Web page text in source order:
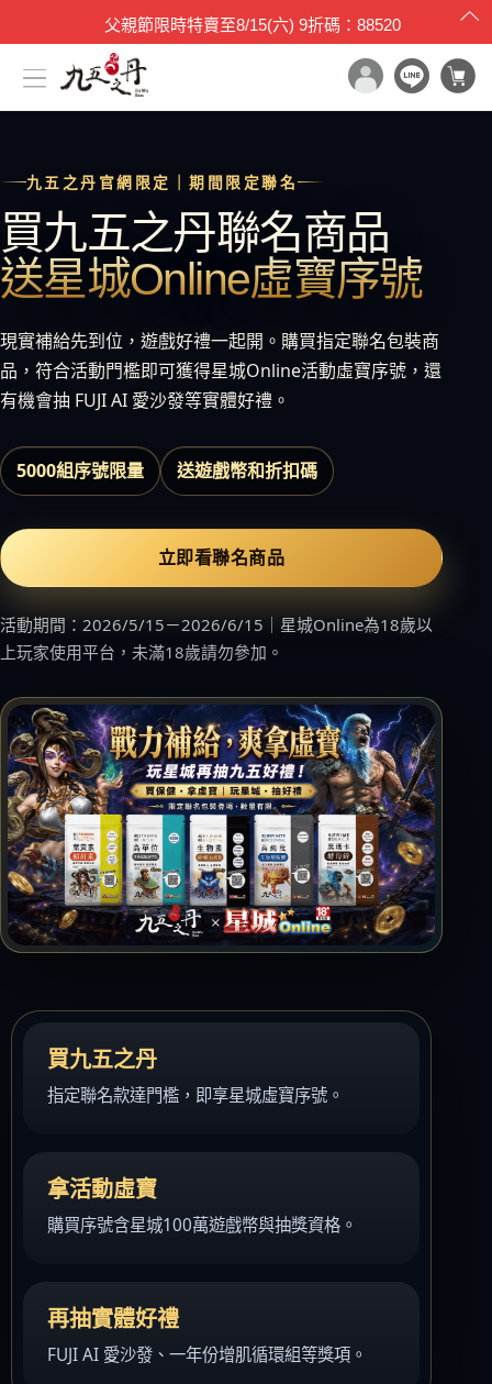
父親節限時特賣至8/15(六) 9折碼：88520
首頁
所有產品
世界品質評鑑
產品檢驗
最新消息
媒體報導
企業大宗採購/批發
至尊・黑瑪卡+酵母鋅 (熱銷NO1.)
飛龍．高純度左旋精胺酸 (熱銷第NO2.)
英雄．20倍南瓜籽+茄紅素 (熱銷第NO3.)
蛟龍．南非醉茄+葫蘆巴
戰神．超級薑黃素+頂級紅蔘
猛虎．酵母B群+酵母鋅
🏅 世界品質評鑑-特金獎
赤兔．海藻鈣鎂D3K2
猛虎．酵母B群+酵母鋅
傾城．德國水解膠原蛋白
透亮．西印度櫻桃維他命Ｃ
至尊・黑瑪卡+酵母鋅 (熱銷NO1.)
飛龍．高純度左旋精胺酸 (熱銷第NO2.)
九五之丹官網限定｜期間限定聯名
買九五之丹聯名商品
送星城Online虛寶序號
現實補給先到位，遊戲好禮一起開。購買指定聯名包裝商
品，符合活動門檻即可獲得星城Online活動虛寶序號，還
有機會抽 FUJI AI 愛沙發等實體好禮。
5000組序號限量 送遊戲幣和折扣碼
立即看聯名商品
活動期間：2026/5/15－2026/6/15｜星城Online為18歲以
上玩家使用平台，未滿18歲請勿參加。
買九五之丹
指定聯名款達門檻，即享星城虛寶序號。
拿活動虛寶
購買序號含星城100萬遊戲幣與抽獎資格。
再抽實體好禮
FUJI AI 愛沙發、一年份增肌循環組等獎項。